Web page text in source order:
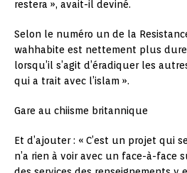
restera », avait-il deviné.
Selon le numéro un de la
wahhabite est nettement plus
lorsqu’il s’agit d’éradiquer les
qui a trait avec l’islam ».
Gare au chiisme britannique
Et d’ajouter : « C’est un projet qui
n’a rien à voir avec un face-à-face